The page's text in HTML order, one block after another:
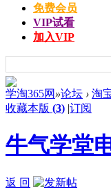
免费会员
VIP试看
加入VIP
学淘365网 »论坛 › 淘
收藏本版 (3) |订阅
牛气学堂
返 回